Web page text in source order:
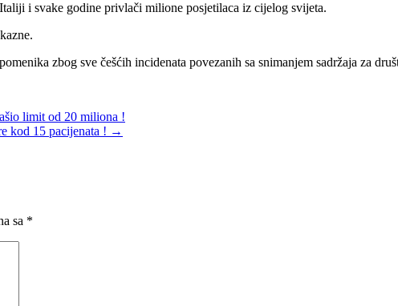
i svake godine privlači milione posjetilaca iz cijelog svijeta.
zbog sve češćih incidenata povezanih sa snimanjem sadržaja za
limit od 20 miliona !
kod 15 pacijenata ! →
sa *